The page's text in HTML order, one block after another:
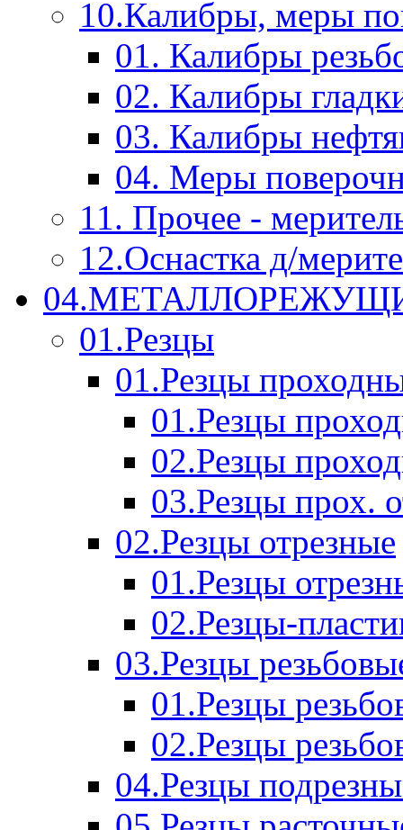
10.Калибры, меры
01. Калибры
02. Калибры
03. Калибры
04. Меры
11. Прочее -
12.Оснастка д/
01.Резцы
01.Резцы
01.Резцы
02.Резцы
03.Резцы прох.
02.Резцы отрезные
01.Резцы
02.Резцы-
03.Резцы
01.Резцы
02.Резцы
04.Резцы